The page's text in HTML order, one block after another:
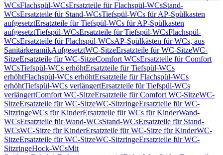
WCsFlachspül-WCsErsatzteile für Flachspül-WCsStand-
WCsErsatzteile für Stand-WCsTiefspül-WCs für AP-Spülkasten
aufgesetztErsatzteile für Tiefspül-WCs für AP-Spülkasten
aufgesetztTiefspül-WCsErsatzteile für Tiefspül-WCsFlachspül-
WCsErsatzteile für Flachspül-WCsAP-Spülkästen für WCs, aus
SanitärkeramikAufgesetztWC-SitzeErsatzteile für WC-SitzeWC-
SitzeErsatzteile für WC-SitzeComfort WCsErsatzteile für Comfort
WCsTiefspül-WCs erhöhtErsatzteile für Tiefspül-WCs
erhöhtFlachspül-WCs erhöhtErsatzteile für Flachspül-WCs
erhöhtTiefspül-WCs verlängertErsatzteile für Tiefspül-WCs
verlängertComfort WC-SitzeErsatzteile für Comfort WC-SitzeWC-
SitzeErsatzteile für WC-SitzeWC-SitzringeErsatzteile für WC-
SitzringeWCs für KinderErsatzteile für WCs für KinderWand-
WCsErsatzteile für Wand-WCsStand-WCsErsatzteile für Stand-
WCsWC-Sitze für KinderErsatzteile für WC-Sitze für KinderWC-
SitzeErsatzteile für WC-SitzeWC-SitzringeErsatzteile für WC-
SitzringeHock-WCsMit